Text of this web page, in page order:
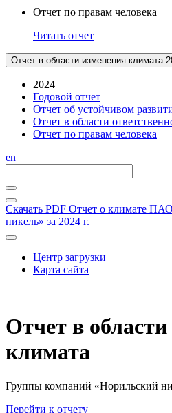
Отчет по правам человека
Читать отчет
Отчет в области изменения климата
2024
Годовой отчет
Отчет об устойчивом
Отчет в области
Отчет по правам человека
en
Скачать PDF Отчет о климате
никель» за 2024 г.
Центр загрузки
Карта сайта
Отчет в
климата
Группы компаний «Норильский
Перейти к отчету